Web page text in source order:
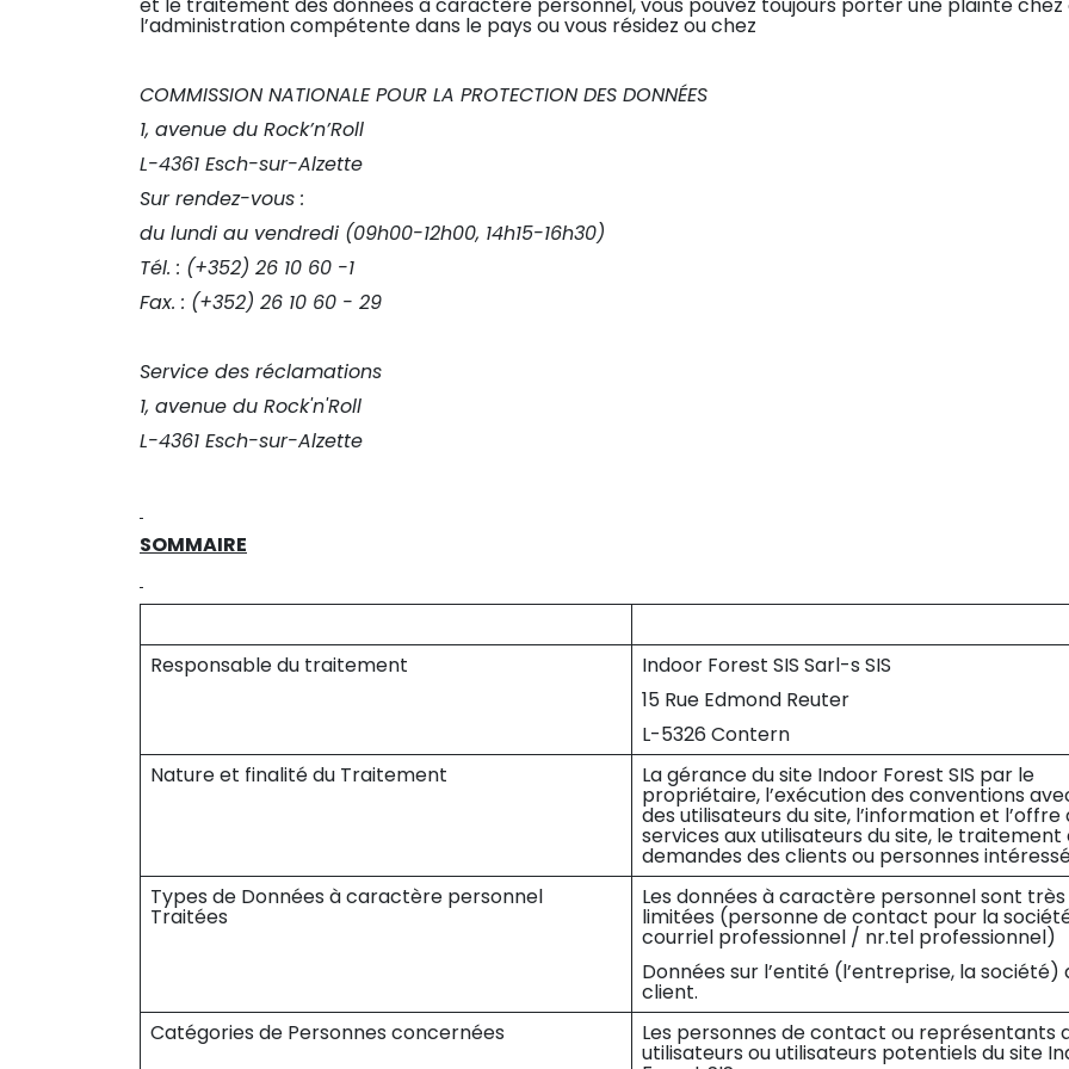
l’administration compétente dans le pays ou vous résidez ou chez
COMMISSION NATIONALE POUR LA PROTECTION DES DONNÉES
1, avenue du Rock’n’Roll
L-4361 Esch-sur-Alzette
Sur rendez-vous :
du lundi au vendredi (09h00-12h00, 14h15-16h30)
Tél. : (+352) 26 10 60 -1
Fax. : (+352) 26 10 60 - 29
Service des réclamations
1, avenue du Rock'n'Roll
L-4361 Esch-sur-Alzette
SOMMAIRE
Responsable du traitement
Indoor Forest SIS Sarl-s SIS
15 Rue Edmond Reuter
L-5326 Contern
Nature et finalité du Traitement
La gérance du site Indoor Forest SIS par le
propriétaire, l’exécution des conventions
des utilisateurs du site, l’information et l’offre
services aux utilisateurs du site, le traitement
demandes des clients ou personnes
Types de Données à caractère personnel
Traitées
Les données à caractère personnel sont très
limitées (personne de contact pour la
courriel professionnel / nr.tel professionnel)
Données sur l’entité (l’entreprise, la société)
client.
Catégories de Personnes concernées
Les personnes de contact ou représentants
utilisateurs ou utilisateurs potentiels du site